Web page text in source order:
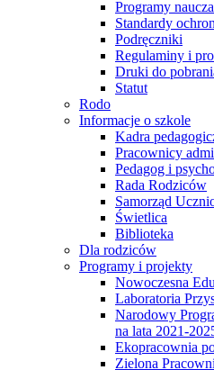
Programy
Standardy
Podręczniki
Regulaminy i
Druki do
Statut
Rodo
Informacje o szkole
Kadra
Pracownicy
Pedagog i
Rada Rodziców
Samorząd
Świetlica
Biblioteka
Dla rodziców
Programy i projekty
Nowoczesna
Laboratoria
Narodowy
na lata 2021-
Ekopracownia
Zielona